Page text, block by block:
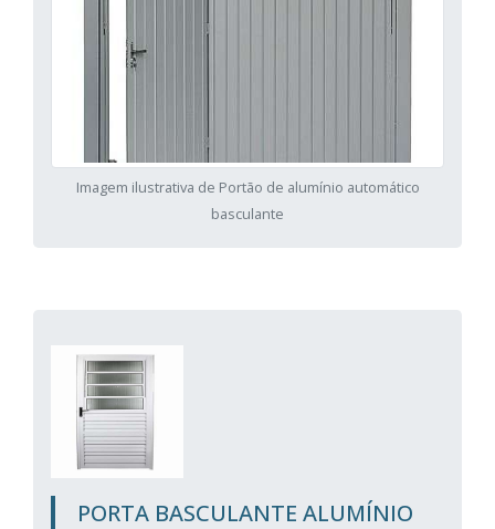
Imagem ilustrativa de Portão de alumínio automático
basculante
PORTA BASCULANTE ALUMÍNIO